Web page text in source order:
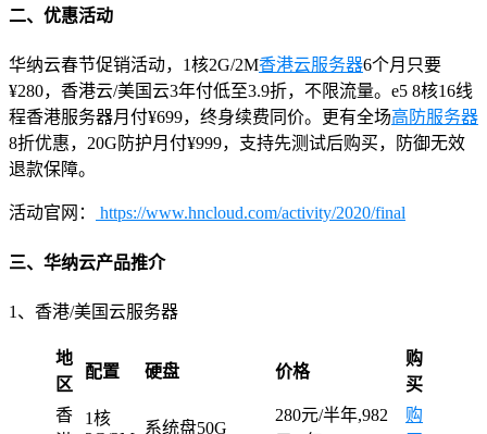
二、优惠活动
华纳云春节促销活动，1核2G/2M香港云服务器6个月只要
¥280，香港云/美国云3年付低至3.9折，不限流量。e5 8核16线
程香港服务器月付¥699，终身续费同价。更有全场高防服务器
8折优惠，20G防护月付¥999，支持先测试后购买，防御无效
退款保障。
活动官网： https://www.hncloud.com/activity/2020/final
三、华纳云产品推介
1、香港/美国云服务器
地
区
配置 硬盘 价格
购
买
香
1核
系统盘50G
280元/半年,982
购